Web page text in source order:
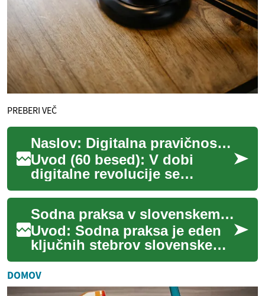
PREBERI VEČ
Naslov: Digitalna pravičnost: Sodobni izzivi za sodnike v Sloveniji
Uvod (60 besed): V dobi
digitalne revolucije se
slovensko sodstvo sooča z
novimi izzivi. Sodniki morajo
zdaj razumeti...
Sodna praksa v slovenskem pravnem sistemu
Uvod: Sodna praksa je eden
ključnih stebrov slovenskega
pravnega sistema, ki
omogoča konsistentno
uporabo zakonov in ...
DOMOV